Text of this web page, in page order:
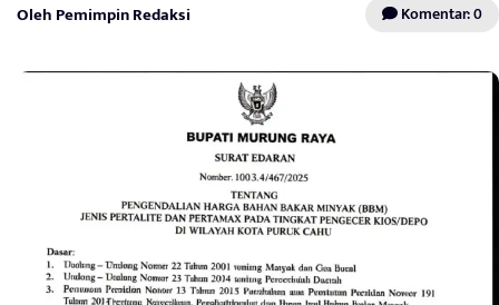
Oleh Pemimpin Redaksi Komentar: 0